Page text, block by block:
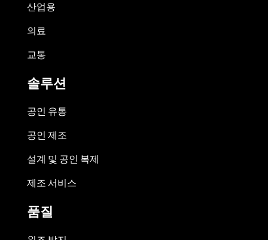
산업용
의료
교통
솔루션
공인 유통
공인 제조
설계 및 공인 복제
제조 서비스
품질